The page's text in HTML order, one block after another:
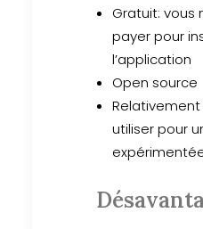
Gratuit: vous
payer pour
l’application
Open source
utiliser pour